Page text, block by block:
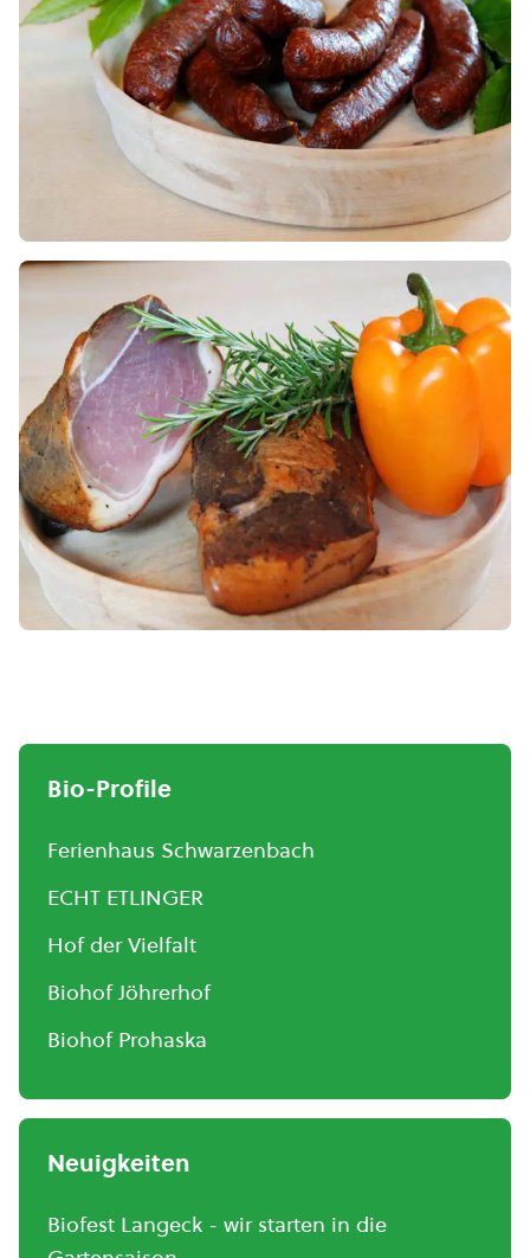
Bio-Profile
Ferienhaus Schwarzenbach
ECHT ETLINGER
Hof der Vielfalt
Biohof Jöhrerhof
Biohof Prohaska
Neuigkeiten
Biofest Langeck - wir starten in die